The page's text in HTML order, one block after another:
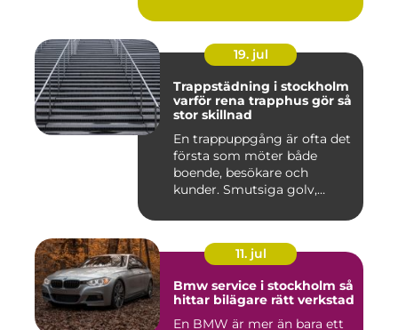
19. jul
Trappstädning i stockholm
varför rena trapphus gör så
stor skillnad
En trappuppgång är ofta det
första som möter både
boende, besökare och
kunder. Smutsiga golv,
11. jul
Bmw service i stockholm så
hittar bilägare rätt verkstad
En BMW är mer än bara ett